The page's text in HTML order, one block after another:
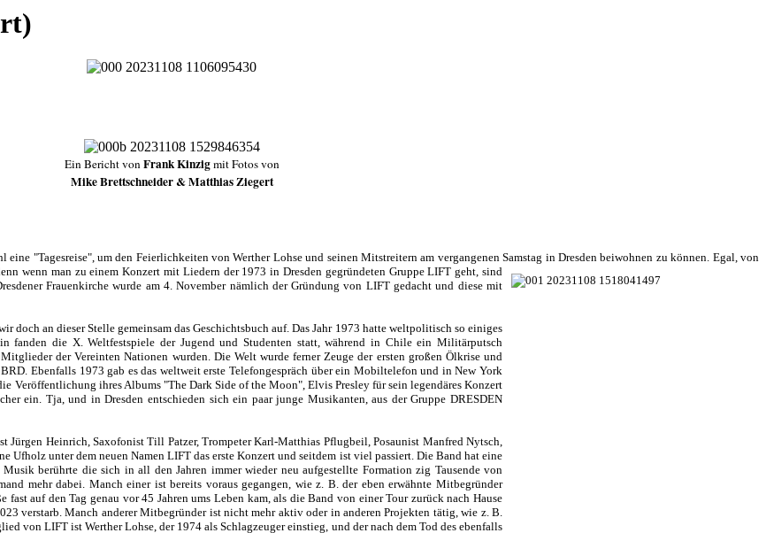
Ein Bericht vonFrank Kinzigmit Fotos von
Mike Brettschneider & Matthias Ziegert
"Tagesreise", um den Feierlichkeiten von Werther Lohse und seinen Mitstreitern am vergangenen Samstag in Dresden beiwohnen zu können. Egal, von
wenn man zu einem Konzert mit Liedern der 1973 in Dresden gegründeten Gruppe LIFT geht, sind
Frauenkirche wurde am 4. November nämlich der Gründung von LIFT gedacht und diese mit
doch an dieser Stelle gemeinsam das Geschichtsbuch auf. Das Jahr 1973 hatte weltpolitisch so einiges
die X. Weltfestspiele der Jugend und Studenten statt, während in Chile ein Militärputsch
der Vereinten Nationen wurden. Die Welt wurde ferner Zeuge der ersten großen Ölkrise und
Ebenfalls 1973 gab es das weltweit erste Telefongespräch über ein Mobiltelefon und in New York
Veröffentlichung ihres Albums "The Dark Side of the Moon", Elvis Presley für sein legendäres Konzert
ein. Tja, und in Dresden entschieden sich ein paar junge Musikanten, aus der Gruppe DRESDEN
Jürgen Heinrich, Saxofonist Till Patzer, Trompeter Karl-Matthias Pflugbeil, Posaunist Manfred Nytsch,
unter dem neuen Namen LIFT das erste Konzert und seitdem ist viel passiert. Die Band hat eine
berührte die sich in all den Jahren immer wieder neu aufgestellte Formation zig Tausende von
mehr dabei. Manch einer ist bereits voraus gegangen, wie z. B. der eben erwähnte Mitbegründer
auf den Tag genau vor 45 Jahren ums Leben kam, als die Band von einer Tour zurück nach Hause
verstarb. Manch anderer Mitbegründer ist nicht mehr aktiv oder in anderen Projekten tätig, wie z. B.
von LIFT ist Werther Lohse, der 1974 als Schlagzeuger einstieg, und der nach dem Tod des ebenfalls